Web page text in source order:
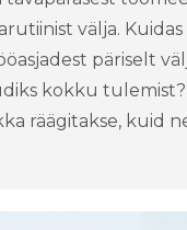
välja. Kuidas
päriselt
kokku
räägitakse, kuid